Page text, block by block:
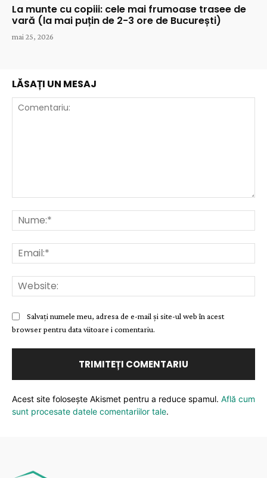
La munte cu copiii: cele mai frumoase trasee de
vară (la mai puțin de 2-3 ore de București)
mai 25, 2026
LĂSAȚI UN MESAJ
Salvați numele meu, adresa de e-mail și site-ul web în acest
browser pentru data viitoare i comentariu.
Acest site folosește Akismet pentru a reduce spamul. Află cum
sunt procesate datele comentariilor tale.